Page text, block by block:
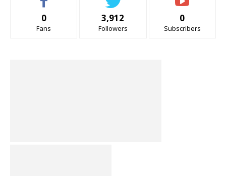
0
Fans
3,912
Followers
0
Subscribers